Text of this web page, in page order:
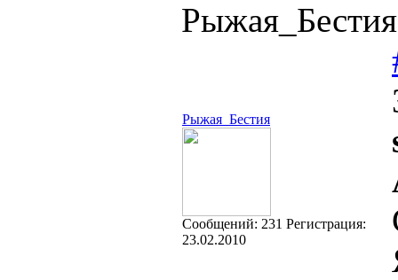
Рыжая_Бестия
Cообщений: 231 Регистрация:
23.02.2010